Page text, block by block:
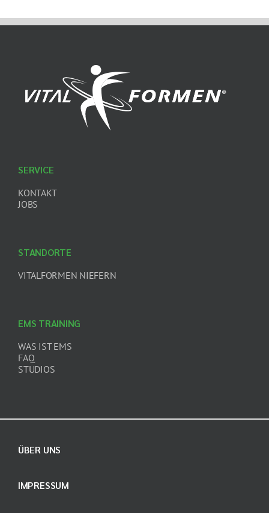
EMS TRAINING
WAS IST EMS
FAQ
STUDIOS
SERVICE
KONTAKT
JOBS
STANDORTE
VITALFORMEN NIEFERN
ÜBER UNS
IMPRESSUM